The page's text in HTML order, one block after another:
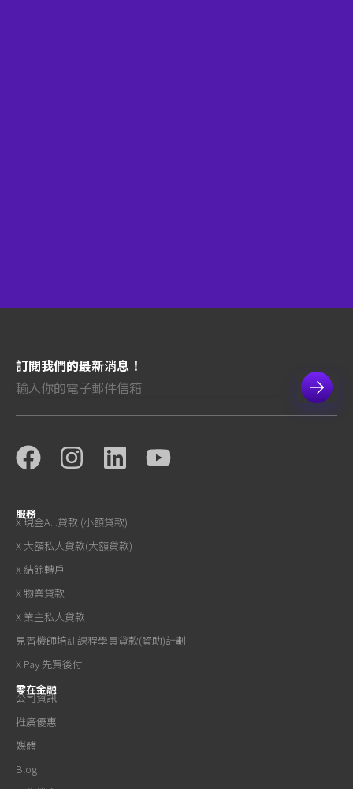
服務
X 現金A.I.貸款 (小額貸款)
X 大額私人貸款(大額貸款)
X 結餘轉戶
X 物業貸款
X 業主私人貸款
見習機師培訓課程學員貸款(資助)計劃
X Pay 先買後付
零在金融
公司資訊
推廣優惠
媒體
Blog
訂閱我們的最新消息！